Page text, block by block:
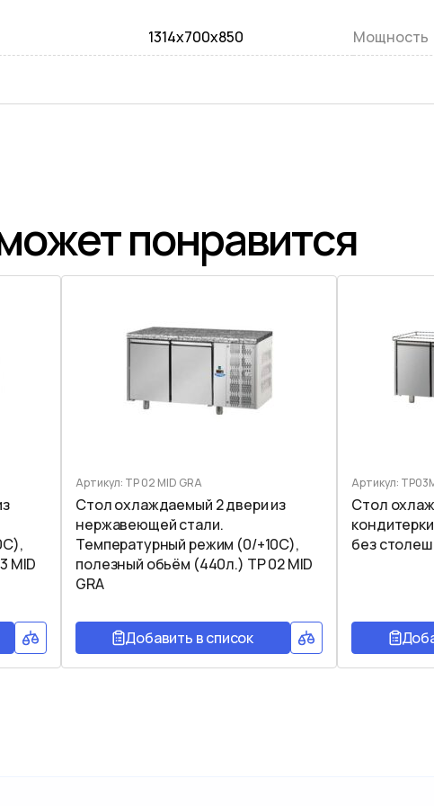
1314x700x850 Мощность
понравится
MID
Артикул: TP 02 MID GRA
Стол охлаждаемый 2 двери из
нержавеющей стали.
Температурный режим (0/+10C),
полезный обьём (440л.) TP 02 MID
GRA
Добавить в список
Артикул:
Стол
без